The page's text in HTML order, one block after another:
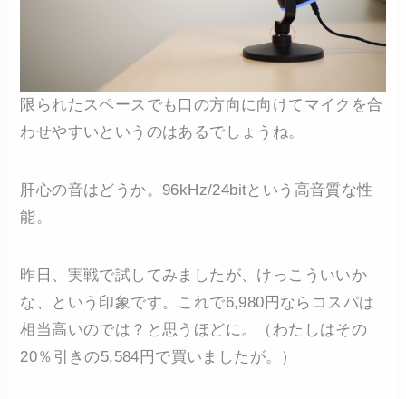
限られたスペースでも口の方向に向けてマイクを合
わせやすいというのはあるでしょうね。
肝心の音はどうか。96kHz/24bitという高音質な性
能。
昨日、実戦で試してみましたが、けっこういいか
な、という印象です。これで6,980円ならコスパは
相当高いのでは？と思うほどに。（わたしはその
20％引きの5,584円で買いましたが。）